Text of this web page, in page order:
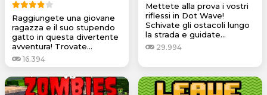
Raggiungete una giovane
ragazza e il suo stupendo
gatto in questa divertente
avventura! Trovate...
16.394
Mettete alla prova i vostri
riflessi in Dot Wave!
Schivate gli ostacoli lungo
la strada e guidate...
29.994